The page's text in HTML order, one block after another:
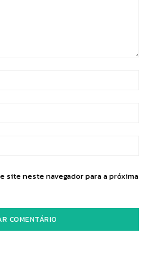
site neste navegador para a próxima